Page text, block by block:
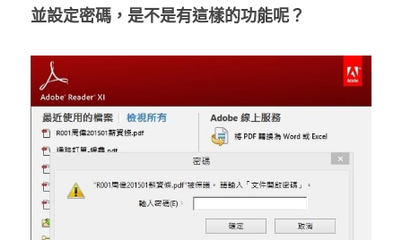
並設定密碼，是不是有這樣的功能呢？